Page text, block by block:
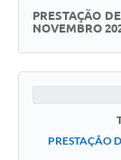
PRESTAÇÃO
NOVEMBRO
PRESTAÇÃO